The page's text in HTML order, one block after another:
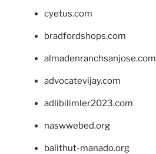
cyetus.com
bradfordshops.com
almadenranchsanjose.com
advocatevijay.com
adlibilimler2023.com
naswwebed.org
balithut-manado.org